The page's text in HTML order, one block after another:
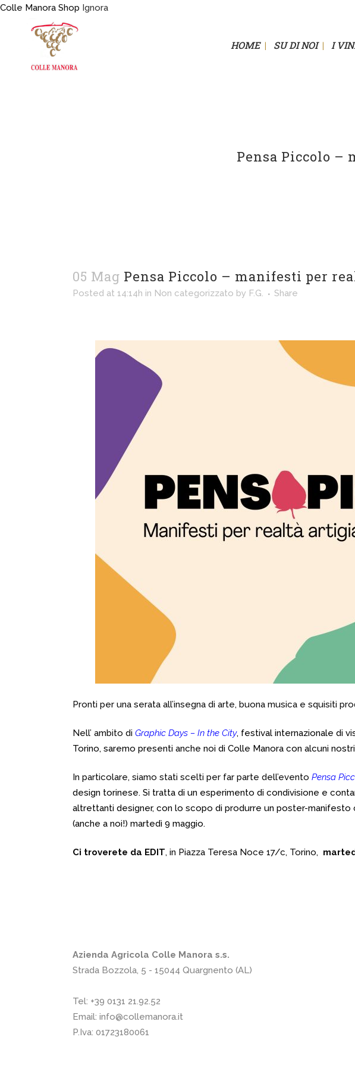
Colle Manora Shop Ignora
HOME SU DI NOI I
Pensa Piccolo
05 Mag Pensa Piccolo – manifesti per
Posted at 14:14h in Non categorizzato by F.G. Share
Pronti per una serata all’insegna di arte, buona musica e squisiti
Nell’ ambito di Graphic Days – In the City, festival internazionale di
Torino, saremo presenti anche noi di Colle Manora con alcuni nostri
In particolare, siamo stati scelti per far parte dell’evento Pensa
design torinese. Si tratta di un esperimento di condivisione e
altrettanti designer, con lo scopo di produrre un poster-manifesto
(anche a noi!) martedì 9 maggio.
Ci troverete da EDIT, in Piazza Teresa Noce 17/c, Torino,
Azienda Agricola Colle Manora s.s.
Strada Bozzola, 5 - 15044 Quargnento (AL)
Tel: +39 0131 21.92.52
Email: info@collemanora.it
P.Iva: 01723180061